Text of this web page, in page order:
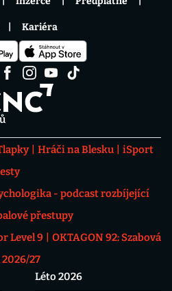
Hráči na Blesku
iSport
- podcast rozbíjející
přestupy
Level 9
OKTAGON 92: Szabová
27
Léto 2026
Kariéra